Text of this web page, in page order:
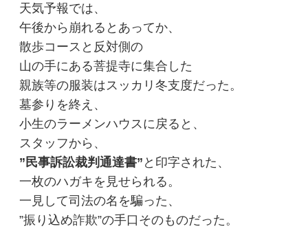
天気予報では、
午後から崩れるとあってか、
散歩コースと反対側の
山の手にある菩提寺に集合した
親族等の服装はスッカリ冬支度だった。
墓参りを終え、
小生のラーメンハウスに戻ると、
スタッフから、
”民事訴訟裁判通達書” と印字された、
一枚のハガキを見せられる。
一見して司法の名を騙った、
”振り込め詐欺”の手口そのものだった。